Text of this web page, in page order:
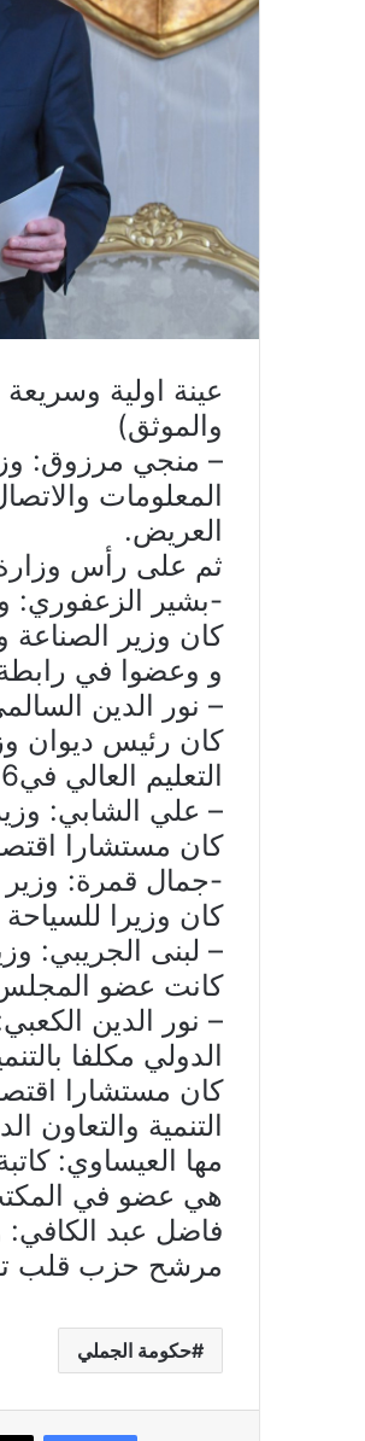
عينة اولية
والموثق)
– منجي مرزوق:
المعلومات
العريض.
ثم على رأس
-بشير الزعفوري:
كان وزير الصناعة
و وعضوا في رابطة
– نور الدين
كان رئيس ديوان
التعليم العالي في2016 ثم وزيرا للتجهيز في حكومة الشاهد.
– علي الشابي:
كان مستشارا
-جمال قمرة: وزير
كان وزيرا
– لبنى الجريبي:
كانت عضو
– نور الدين
الدولي مكلفا
كان مستشارا
التنمية والتعاون
مها العيساوي:
هي عضو في
فاضل عبد الكافي:
مرشح حزب قلب
حكومة الجملي